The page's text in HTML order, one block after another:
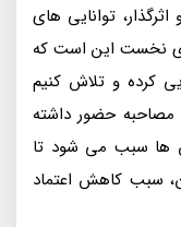
توانایی های
ی نخست این است که
کرده و تلاش کنیم
حضور داشته
ها سبب می شود تا
سبب کاهش اعتماد